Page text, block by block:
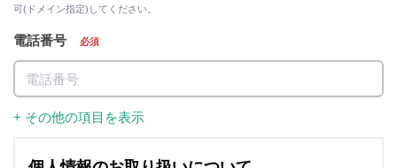
可(ドメイン指定)してください。
電話番号 必須
+ その他の項目を表示